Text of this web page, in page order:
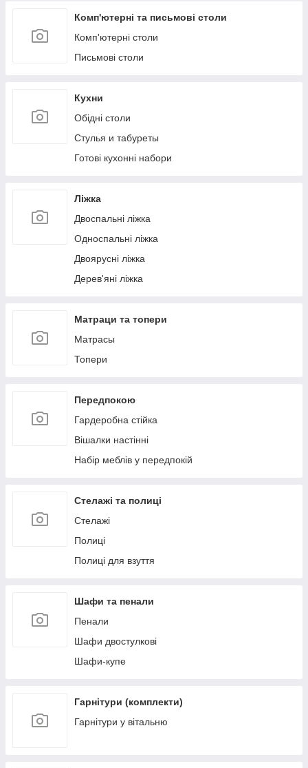
Комп'ютерні та письмові столи
Комп'ютерні столи
Письмові столи
Кухни
Обідні столи
Стулья и табуреты
Готові кухонні набори
Ліжка
Двоспальні ліжка
Односпальні ліжка
Двоярусні ліжка
Дерев'яні ліжка
Матраци та топери
Матрасы
Топери
Передпокою
Гардеробна стійка
Вішалки настінні
Набір меблів у передпокій
Стелажі та полиці
Стелажі
Полиці
Полиці для взуття
Шафи та пенали
Пенали
Шафи двостулкові
Шафи-купе
Гарнітури (комплекти)
Гарнітури у вітальню